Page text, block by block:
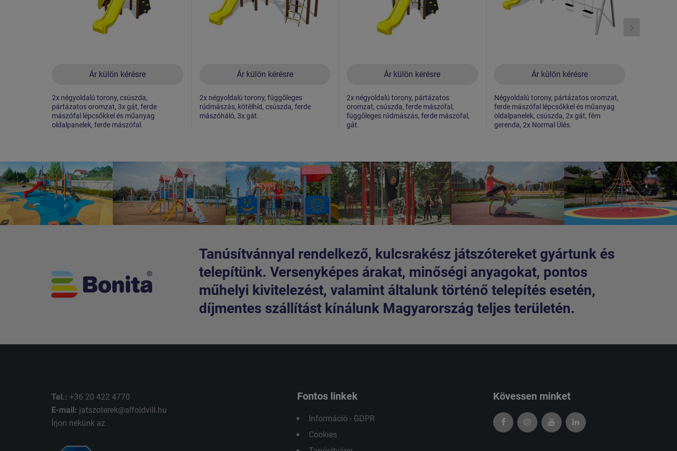
Ár külön kérésre
2x négyoldalú torony, csúszda,
pártázatos oromzat, 3x gát, ferde
mászófal lépcsőkkel és műanyag
oldalpanelek, ferde mászófal.
Ár külön kérésre
2x négyoldalú torony, függőleges
rúdmászás, kötélhíd, csúszda, ferde
mászóháló, 3x gát.
Ár külön kérésre
2x négyoldalú torony, pártázatos
oromzat, csúszda, ferde mászófal,
függőleges rúdmászás, ferde mászófal,
gát.
Ár külön kérésre
Négyoldalú torony, pártázatos oromzat,
ferde mászófal lépcsőkkel és műanyag
oldalpanelek, csúszda, 2x gát, fém
gerenda, 2x Normal Ülés.
Tanúsítvánnyal rendelkező, kulcsrakész játszótereket gyártunk és
telepítünk. Versenyképes árakat, minőségi anyagokat, pontos
műhelyi kivitelezést, valamint általunk történő telepítés esetén,
díjmentes szállítást kínálunk Magyarország teljes területén.
Tel.: +36 20 422 4770
E-mail: jatszoterek@alfoldvill.hu
Írjon nekünk az
Fontos linkek
Információ - GDPR
Cookies
Kövessen minket